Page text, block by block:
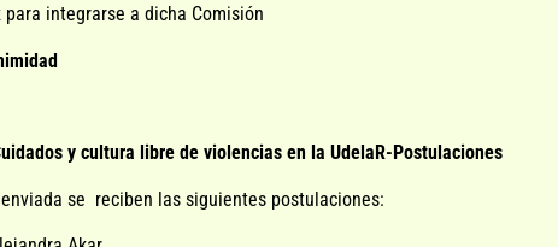
integrarse a dicha Comisión
y cultura libre de violencias en la UdelaR-Postulaciones
se reciben las siguientes postulaciones: